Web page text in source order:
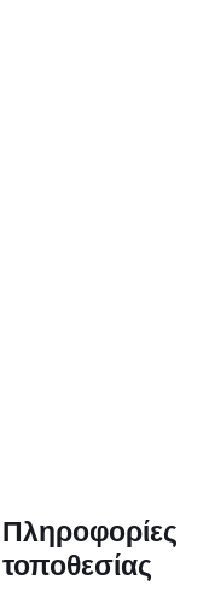
Πληροφορίες
τοποθεσίας